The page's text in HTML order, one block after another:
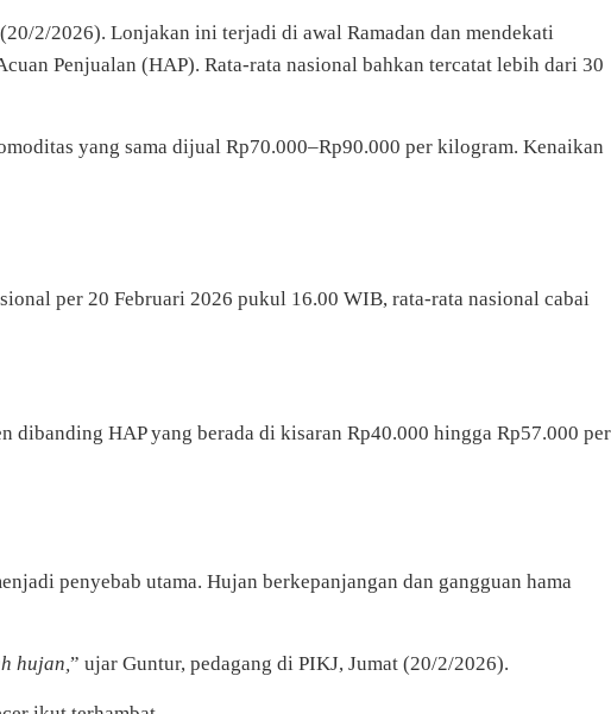
2/2026). Lonjakan ini terjadi di awal Ramadan dan mendekati
Penjualan (HAP). Rata-rata nasional bahkan tercatat lebih dari 30
yang sama dijual Rp70.000–Rp90.000 per kilogram. Kenaikan
per 20 Februari 2026 pukul 16.00 WIB, rata-rata nasional cabai
HAP yang berada di kisaran Rp40.000 hingga Rp57.000 per
penyebab utama. Hujan berkepanjangan dan gangguan hama
hujan,” ujar Guntur, pedagang di PIKJ, Jumat (20/2/2026).